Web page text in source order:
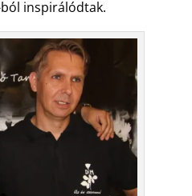
inspirálódtak.